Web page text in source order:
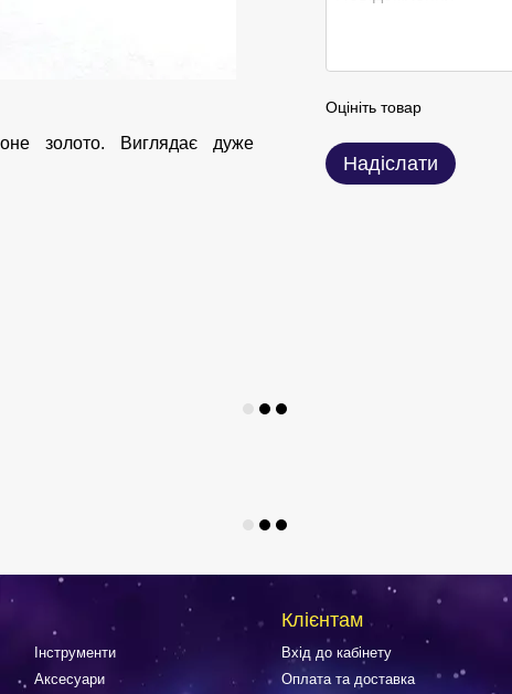
золото. Виглядає дуже
Оцініть товар
Надіслати
Інструменти
Аксесуари
Клієнтам
Вхід до кабінету
Оплата та доставка